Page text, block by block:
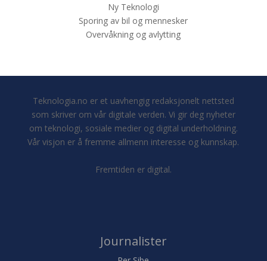
Ny Teknologi
Sporing av bil og mennesker
Overvåkning og avlytting
Teknologia.no er et uavhengig redaksjonelt nettsted
som skriver om vår digitale verden. Vi gir deg nyheter
om teknologi, sosiale medier og digital underholdning.
Vår visjon er å fremme allmenn interesse og kunnskap.
Fremtiden er digital.
Journalister